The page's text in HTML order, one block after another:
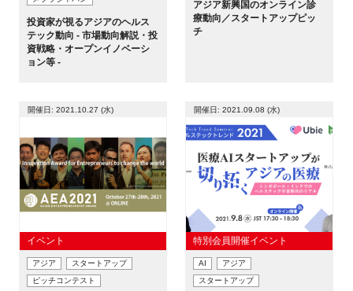
投資家が視るアジアのヘルス
テック動向 - 市場動向解説・投
資戦略・オープンイノベーシ
ョン等 -
アジア新興国のオンライン診
療動向／スタートアップピッ
チ
開催日: 2021.10.27 (水)
イベント
アジア
スタートアップ
ピッチコンテスト
開催日: 2021.09.08 (水)
特別会員開催イベント
AI
アジア
スタートアップ